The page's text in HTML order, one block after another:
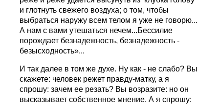
и глотнуть свежего воздуха; о том, чтобы
выбраться наружу всем телом я уже не говорю...
А нам с вами утешаться нечем...Бессилие
порождает безнадежность, безнадежность -
безысходность»...
И так далее в том же духе. Ну как - не слабо? Вы
скажете: человек режет правду-матку, а я
спрошу: зачем ее резать? Вы возразите: но он
высказывает собственное мнение. А я спрошу: